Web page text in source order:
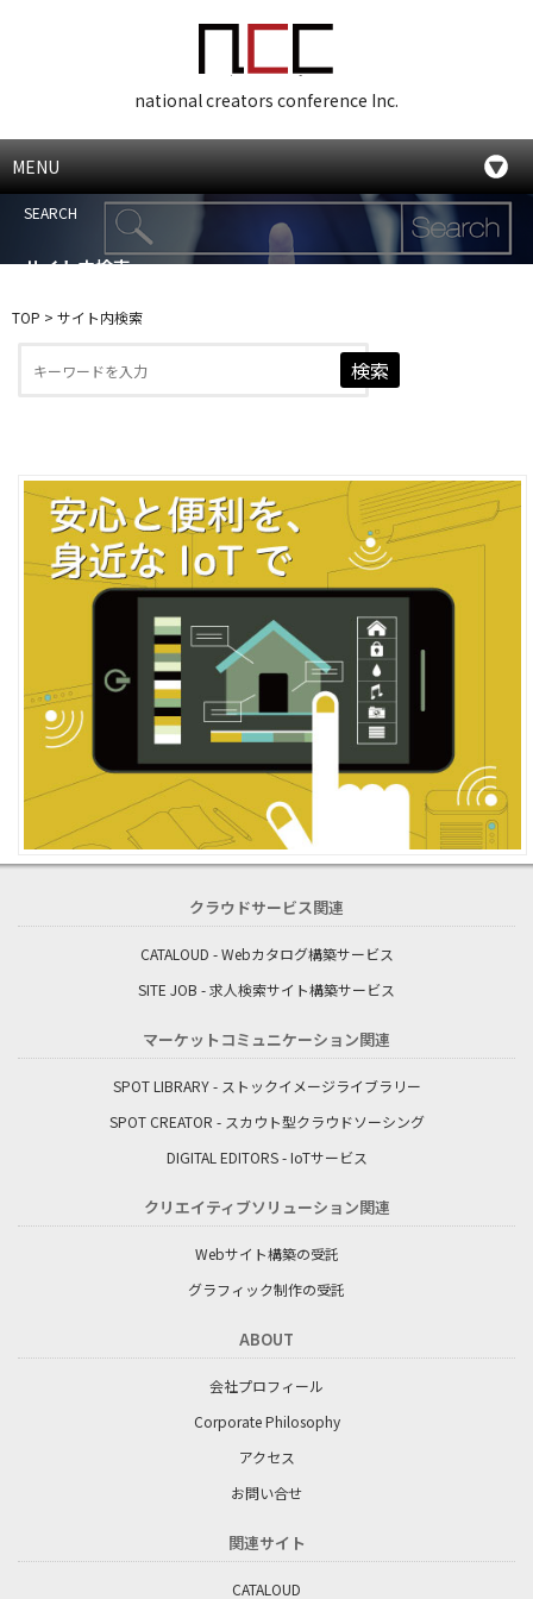
national creators conference Inc.
MENU
SEARCH
サイト内検索
TOP > サイト内検索
検索
クラウドサービス関連
CATALOUD - Webカタログ構築サービス
SITE JOB - 求人検索サイト構築サービス
マーケットコミュニケーション関連
SPOT LIBRARY - ストックイメージライブラリー
SPOT CREATOR - スカウト型クラウドソーシング
DIGITAL EDITORS - IoTサービス
クリエイティブソリューション関連
Webサイト構築の受託
グラフィック制作の受託
ABOUT
会社プロフィール
Corporate Philosophy
アクセス
お問い合せ
関連サイト
CATALOUD